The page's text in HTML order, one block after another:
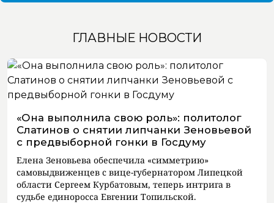
ГЛАВНЫЕ НОВОСТИ
«Она выполнила свою роль»: политолог
Слатинов о снятии липчанки Зеновьевой
с предвыборной гонки в Госдуму
Елена Зеновьева обеспечила «симметрию»
самовыдвиженцев с вице-губернатором Липецкой
области Сергеем Курбатовым, теперь интрига в
судьбе единоросса Евгении Топильской.